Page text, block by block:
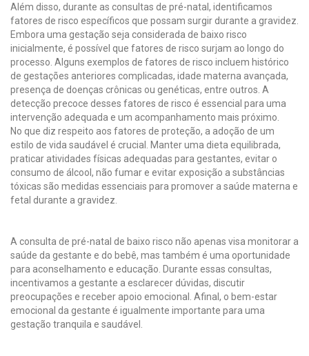
Além disso, durante as consultas de pré-natal, identificamos
fatores de risco específicos que possam surgir durante a gravidez.
Embora uma gestação seja considerada de baixo risco
inicialmente, é possível que fatores de risco surjam ao longo do
processo. Alguns exemplos de fatores de risco incluem histórico
de gestações anteriores complicadas, idade materna avançada,
presença de doenças crônicas ou genéticas, entre outros. A
detecção precoce desses fatores de risco é essencial para uma
intervenção adequada e um acompanhamento mais próximo.
No que diz respeito aos fatores de proteção, a adoção de um
estilo de vida saudável é crucial. Manter uma dieta equilibrada,
praticar atividades físicas adequadas para gestantes, evitar o
consumo de álcool, não fumar e evitar exposição a substâncias
tóxicas são medidas essenciais para promover a saúde materna e
fetal durante a gravidez.
A consulta de pré-natal de baixo risco não apenas visa monitorar a
saúde da gestante e do bebê, mas também é uma oportunidade
para aconselhamento e educação. Durante essas consultas,
incentivamos a gestante a esclarecer dúvidas, discutir
preocupações e receber apoio emocional. Afinal, o bem-estar
emocional da gestante é igualmente importante para uma
gestação tranquila e saudável.